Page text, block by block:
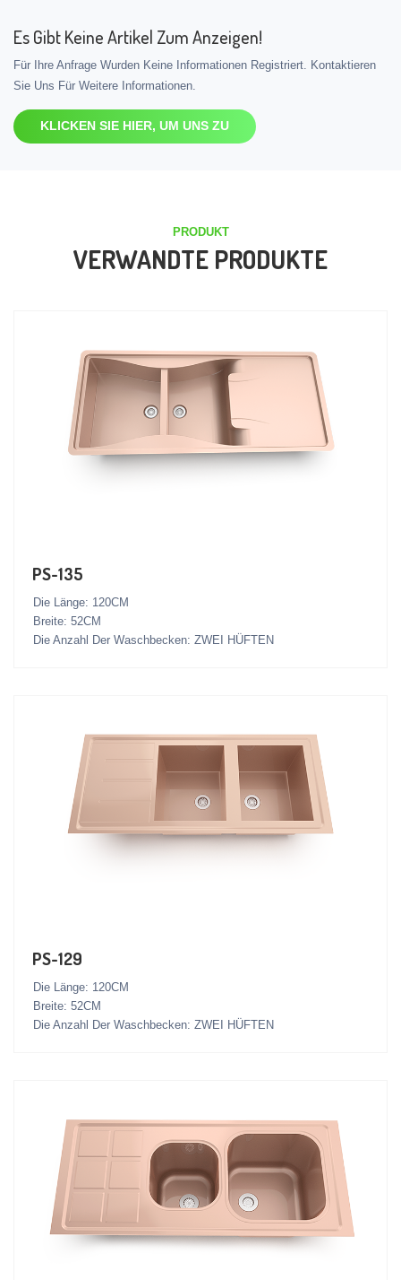
Es Gibt Keine Artikel Zum Anzeigen!
Für Ihre Anfrage Wurden Keine Informationen Registriert. Kontaktieren
Sie Uns Für Weitere Informationen.
KLICKEN SIE HIER, UM UNS ZU
PRODUKT
VERWANDTE PRODUKTE
PS-135
Die Länge: 120CM
Breite: 52CM
Die Anzahl Der Waschbecken: ZWEI HÜFTEN
PS-129
Die Länge: 120CM
Breite: 52CM
Die Anzahl Der Waschbecken: ZWEI HÜFTEN